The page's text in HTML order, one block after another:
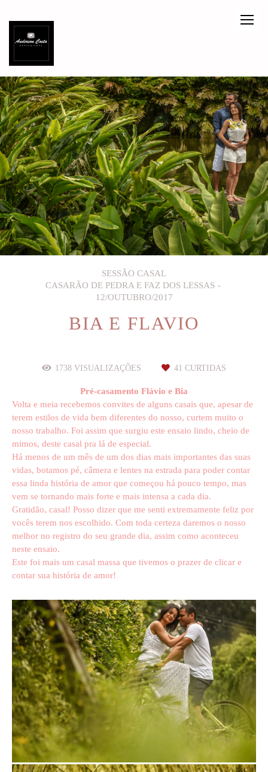
SESSÃO CASAL
CASARÃO DE PEDRA E FAZ DOS LESSAS
12/OUTUBRO/2017
BIA E FLAVIO
1738 VISUALIZAÇÕES 41 CURTIDAS
Pré-casamento Flávio e Bia
Volta e meia recebemos convites de alguns casais que, apesar de
terem estilos de vida bem diferentes do nosso, curtem muito o
nosso trabalho. Foi assim que surgiu este ensaio lindo, cheio de
mimos, deste casal pra lá de especial.
Há menos de um mês de um dos dias mais importantes das suas
vidas, botamos pé, câmera e lentes na estrada para poder contar
essa linda história de amor que começou há pouco tempo, mas
vem se tornando mais forte e mais intensa a cada dia.
Gratidão, casal! Posso dizer que me senti extremamente feliz por
vocês terem nos escolhido. Com toda certeza daremos o nosso
melhor no registro do seu grande dia, assim como aconteceu
neste ensaio.
Este foi mais um casal massa que tivemos o prazer de clicar e
contar sua história de amor!